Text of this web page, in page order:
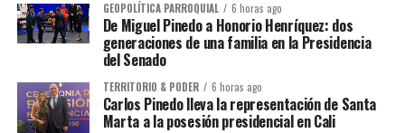
GEOPOLÍTICA PARROQUIAL 6 horas ago
De Miguel Pinedo a Honorio Henríquez: dos
generaciones de una familia en la Presidencia
del Senado
TERRITORIO & PODER 6 horas ago
Carlos Pinedo lleva la representación de Santa
Marta a la posesión presidencial en Cali